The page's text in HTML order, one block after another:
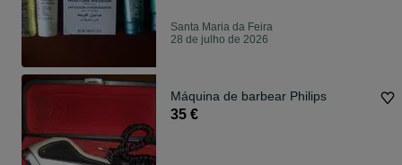
Santa Maria da Feira
28 de julho de 2026
Máquina de barbear Philips
35 €